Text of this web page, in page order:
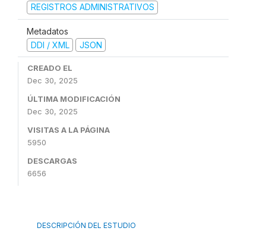
REGISTROS ADMINISTRATIVOS
Metadatos
DDI / XML
JSON
CREADO EL
Dec 30, 2025
ÚLTIMA MODIFICACIÓN
Dec 30, 2025
VISITAS A LA PÁGINA
5950
DESCARGAS
6656
DESCRIPCIÓN DEL ESTUDIO